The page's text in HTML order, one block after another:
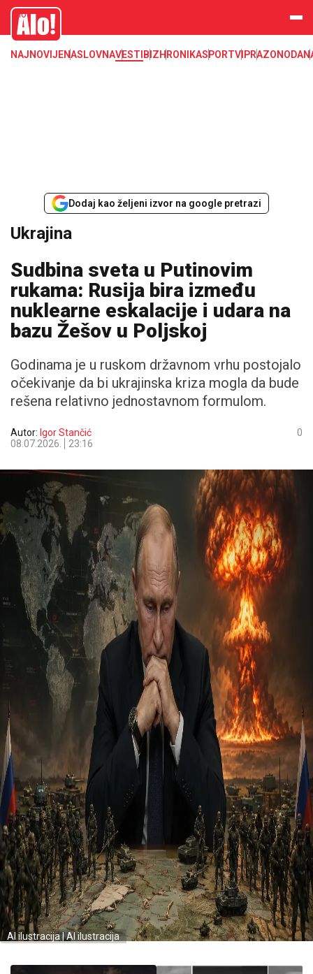
Ukrajina
Alo
NAJNOVIJENASLOVNAVESTI BIZHRONIKASPORTVIPRAZONODA
Dodaj kao željeni izvor na google pretrazi
Ukrajina
Sudbina sveta u Putinovim
rukama: Rusija bira između
nuklearne eskalacije i udara na
bazu Žešov u Poljskoj
Godinama je u ruskom državnom vrhu postojalo
očekivanje da bi ukrajinska kriza mogla da bude
rešena relativno jednostavnom formulom.
Autor: Igor Stančić
08.07.2026.
23:16
0
AI ilustracija | AI ilustracija